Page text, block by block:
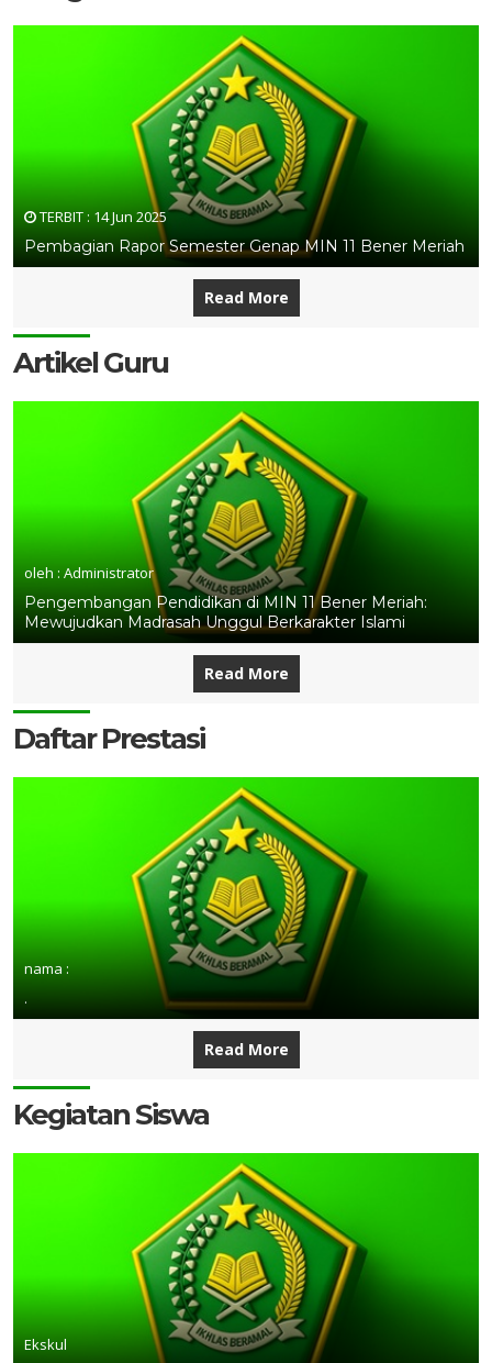
TERBIT : 14 Jun 2025
Pembagian Rapor Semester Genap MIN 11 Bener Meriah
Read More
Artikel Guru
oleh : Administrator
Pengembangan Pendidikan di MIN 11 Bener Meriah:
Mewujudkan Madrasah Unggul Berkarakter Islami
Read More
Daftar Prestasi
nama :
.
Read More
Kegiatan Siswa
Ekskul